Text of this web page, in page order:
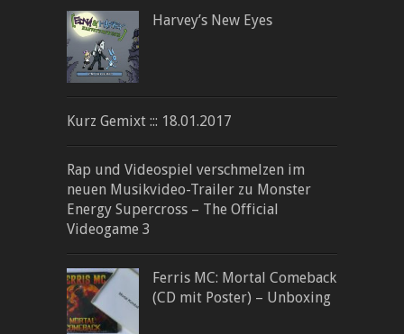
Harvey’s New Eyes
Kurz Gemixt ::: 18.01.2017
Rap und Videospiel verschmelzen im
neuen Musikvideo-Trailer zu Monster
Energy Supercross – The Official
Videogame 3
Ferris MC: Mortal Comeback
(CD mit Poster) – Unboxing